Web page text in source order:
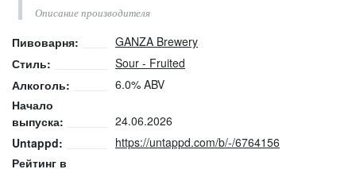
Описание производителя
Пивоварня:
GANZA Brewery
Стиль:
Sour - Fruited
Алкоголь:
6.0% ABV
Начало
выпуска:
24.06.2026
Untappd:
https://untappd.com/b/-/6764156
Рейтинг в